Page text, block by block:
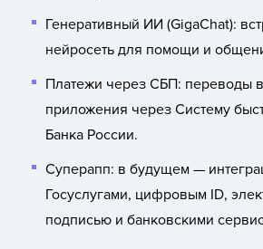
Генеративный ИИ (GigaChat):
нейросеть для помощи и
Платежи через СБП: переводы
приложения через Систему
Банка России.
Суперапп: в будущем —
Госуслугами, цифровым ID,
подписью и банковскими